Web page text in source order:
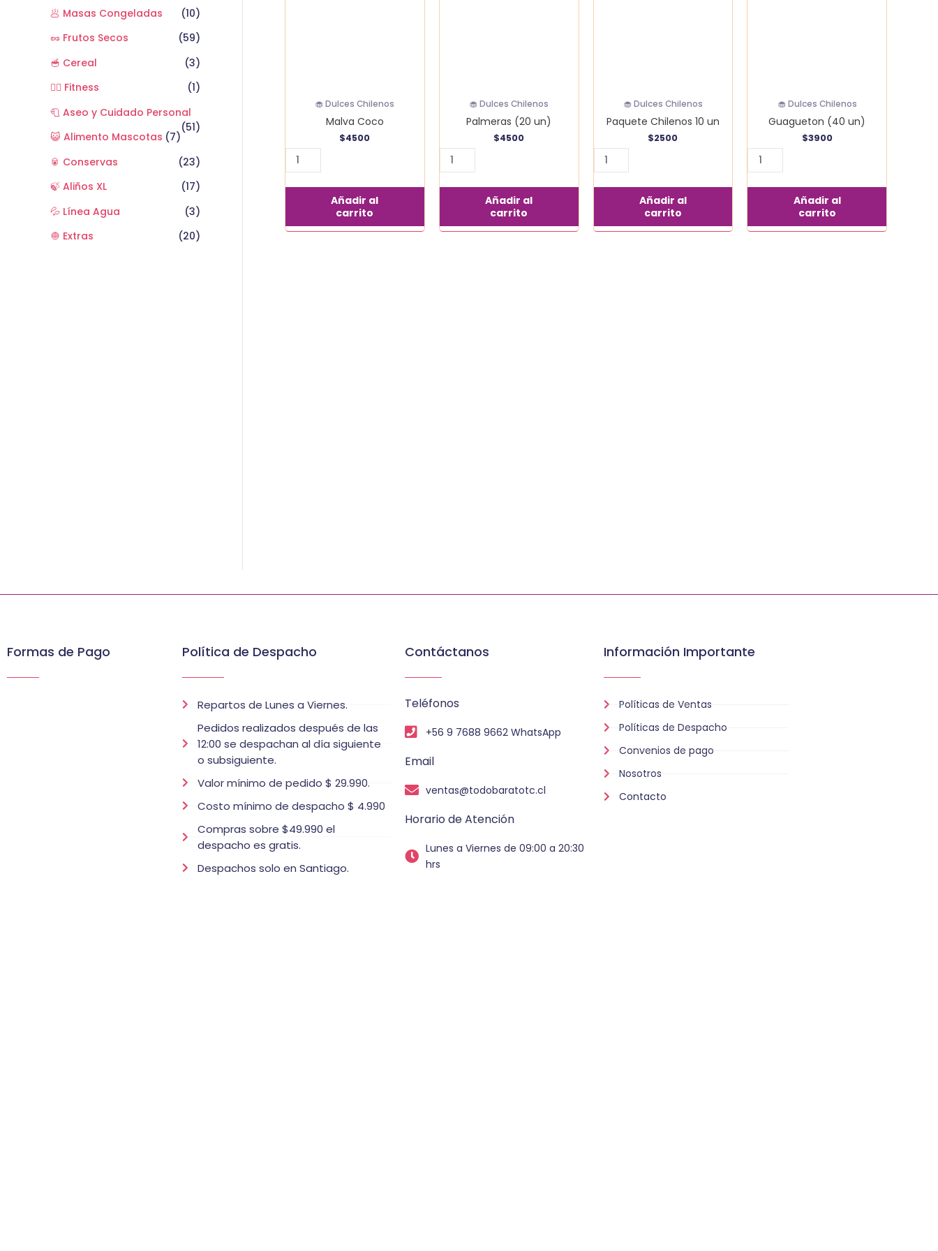
🥟 Masas Congeladas
(10)
🥜 Frutos Secos
(59)
🥣 Cereal
(3)
🏋️‍♂️ Fitness
(1)
🧻 Aseo y Cuidado Personal
(51)
😺 Alimento Mascotas (7)
🥫 Conservas
(23)
🍃 Aliños XL
(17)
💦 Línea Agua
(3)
🧅 Extras
(20)
🧁 Dulces Chilenos
Malva Coco
$4500
Añadir al
carrito
🧁 Dulces Chilenos
Palmeras (20 un)
$4500
Añadir al
carrito
🧁 Dulces Chilenos
Paquete Chilenos 10 un
$2500
Añadir al
carrito
🧁 Dulces Chilenos
Guagueton (40 un)
$3900
Añadir al
carrito
Formas de Pago Política de Despacho
Repartos de Lunes a Viernes.
Pedidos realizados después de las
12:00 se despachan al día siguiente
o subsiguiente.
Valor mínimo de pedido $ 29.990.
Costo mínimo de despacho $ 4.990
Compras sobre $49.990 el
despacho es gratis.
Despachos solo en Santiago.
Contáctanos
Teléfonos
+56 9 7688 9662 WhatsApp
Email
ventas@todobaratotc.cl
Horario de Atención
Lunes a Viernes de 09:00 a 20:30
hrs
Información Importante
Políticas de Ventas
Políticas de Despacho
Convenios de pago
Nosotros
Contacto